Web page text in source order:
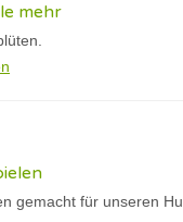
mehr
gemacht für unseren